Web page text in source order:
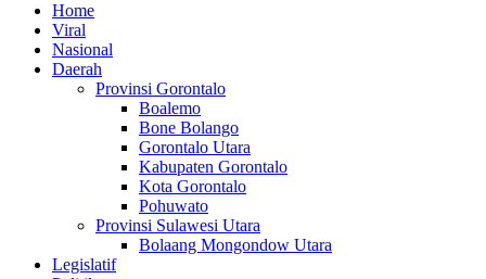
Home
Viral
Nasional
Daerah
Provinsi Gorontalo
Boalemo
Bone Bolango
Gorontalo Utara
Kabupaten Gorontalo
Kota Gorontalo
Pohuwato
Provinsi Sulawesi Utara
Bolaang Mongondow Utara
Legislatif